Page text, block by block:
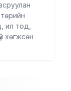
ил тод,
хөгжсөн